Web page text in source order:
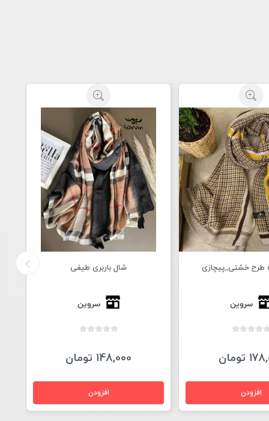
طرح خشتی_پیچازی
سروین
تومان
شال باربری طیفی
سروین
148,000 تومان